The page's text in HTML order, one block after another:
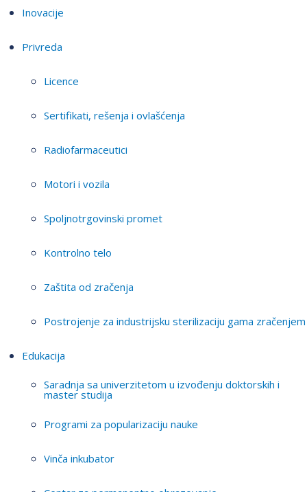
Inovacije
Privreda
Licence
Sertifikati, rešenja i ovlašćenja
Radiofarmaceutici
Motori i vozila
Spoljnotrgovinski promet
Kontrolno telo
Zaštita od zračenja
Postrojenje za industrijsku sterilizaciju gama zračenjem
Edukacija
Saradnja sa univerzitetom u izvođenju doktorskih i
master studija
Programi za popularizaciju nauke
Vinča inkubator